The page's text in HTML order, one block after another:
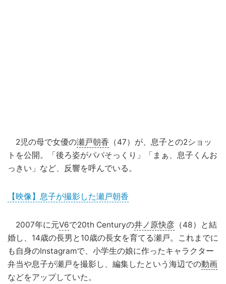
2児の母で女優の瀬戸朝香 （47）が、息子との2ショッ
トを公開。「後ろ姿がパパそっくり」「まぁ、息子くんお
っきい」など、反響を呼んでいる。
【映像】息子が撮影した瀬戸朝香
2007年に元V6で20th Centuryの井ノ原快彦 （48）と結
婚し、14歳の長男と10歳の長女を育てる瀬戸。これまでに
も自身のInstagramで、小学生の娘に作ったキャラクター
弁当や息子が瀬戸を撮影し、編集したという海辺での動画
などをアップしていた。